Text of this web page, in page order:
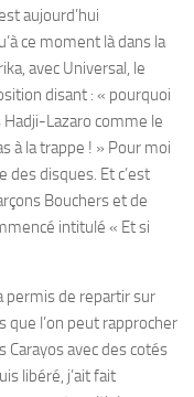
aujourd’hui
ce moment là dans la
avec Universal, le
disant : « pourquoi
Lazaro comme le
à la trappe ! » Pour moi
des disques. Et c’est
Bouchers et de
intitulé « Et si
permis de repartir sur
que l’on peut rapprocher
Carayos avec des cotés
libéré, j’ait fait